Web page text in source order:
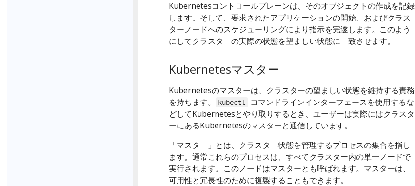
Kubernetesコントロールプレーンは、そのオブジェクトの作成を記録
します。そして、要求されたアプリケーションの開始、およびクラス
ターノードへのスケジューリングにより指示を完遂します。このよう
にしてクラスターの実際の状態を望ましい状態に一致させます。
Kubernetesマスター
Kubernetesのマスターは、クラスターの望ましい状態を維持する責務
を持ちます。
kubectl
コマンドラインインターフェースを使用するな
どしてKubernetesとやり取りするとき、ユーザーは実際にはクラスタ
ーにあるKubernetesのマスターと通信しています。
「マスター」とは、クラスター状態を管理するプロセスの集合を指し
ます。通常これらのプロセスは、すべてクラスター内の単一ノードで
実行されます。このノードはマスターとも呼ばれます。マスターは、
可用性と冗長性のために複製することもできます。